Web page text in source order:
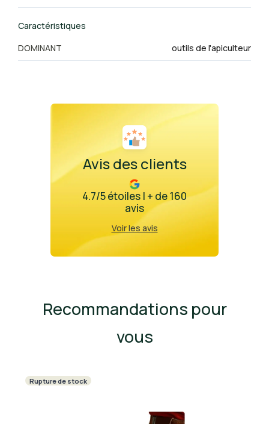
Caractéristiques
DOMINANT
outils de l'apiculteur
Avis des clients
4.7/5 étoiles | + de 160
avis
Voir les avis
Recommandations pour
vous
Rupture de stock